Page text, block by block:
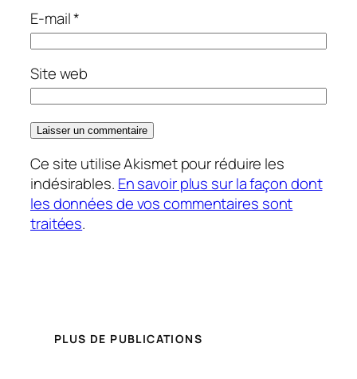
E-mail*
Site web
Ce site utilise Akismet pour réduire les
indésirables. En savoir plus sur la façon dont
les données de vos commentaires sont
traitées.
PLUS DE PUBLICATIONS